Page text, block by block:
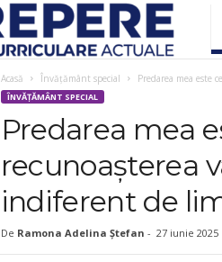
i
s
Acasă Învățământ special Predarea mea
ÎNVĂȚĂMÂNT SPECIAL
Predarea mea
recunoașterea
indiferent de
De Ramona Adelina Ștefan - 27 iunie 2025